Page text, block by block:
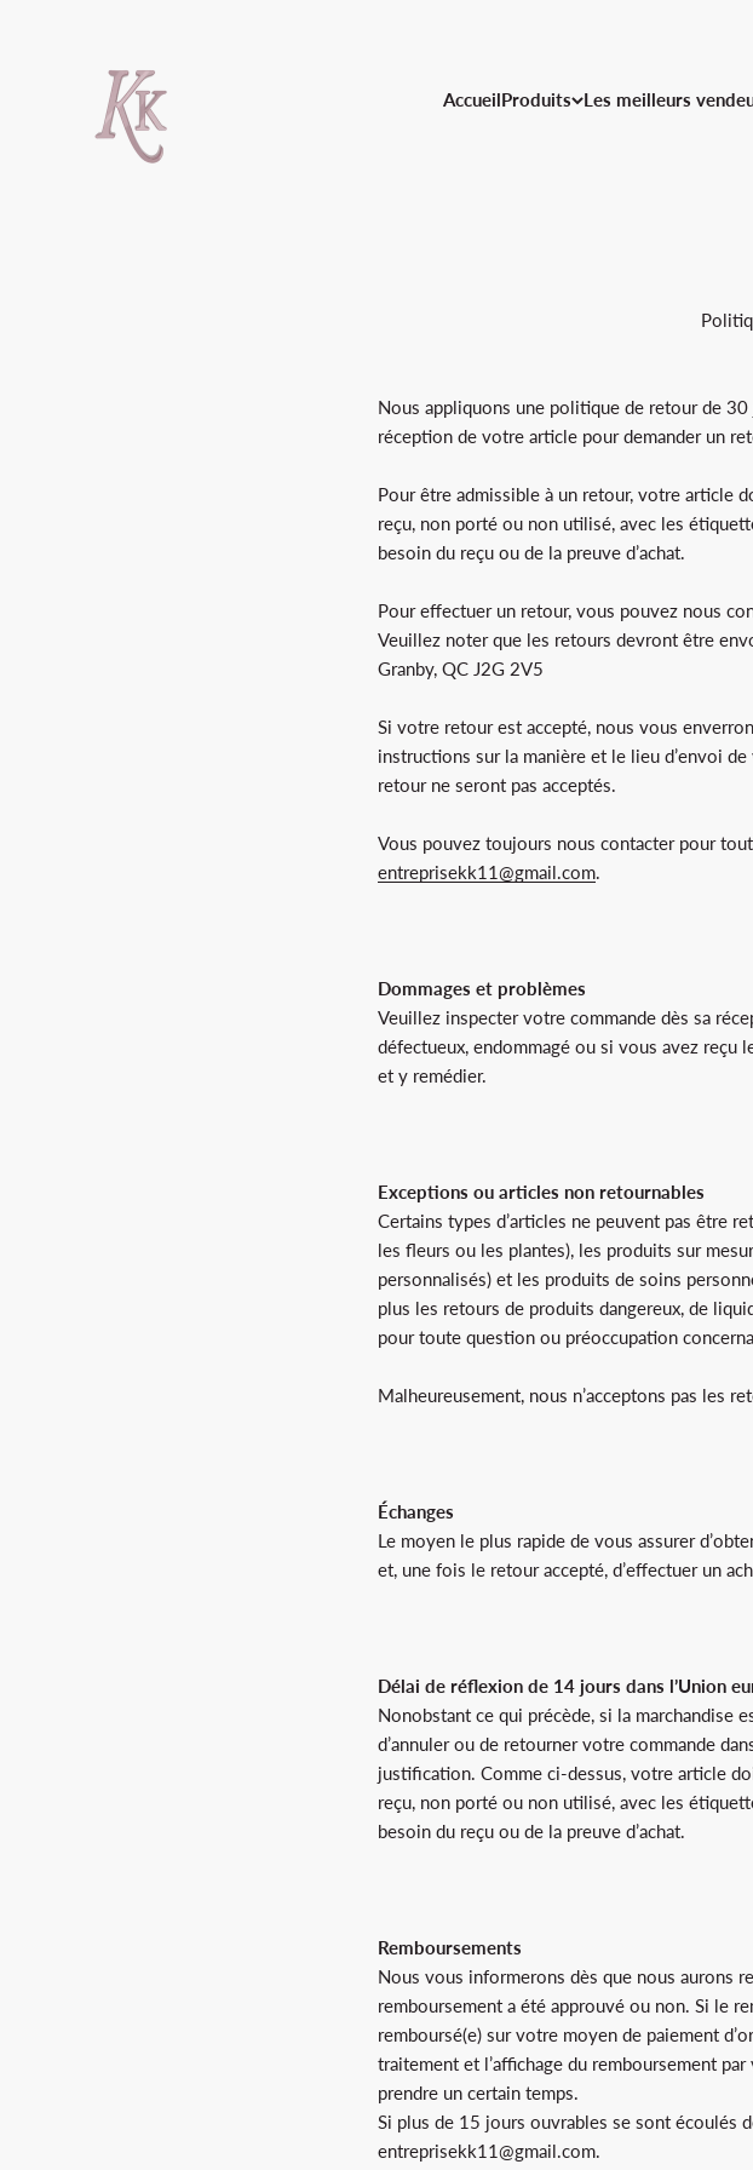
AccueilProduits Les meilleurs
Nous appliquons une politique de retour de
réception de votre article pour demander un
Pour être admissible à un retour, votre article
reçu, non porté ou non utilisé, avec les
besoin du reçu ou de la preuve d’achat.
Pour effectuer un retour, vous pouvez nous
Veuillez noter que les retours devront être
Granby, QC J2G 2V5
Si votre retour est accepté, nous vous
instructions sur la manière et le lieu d’envoi
retour ne seront pas acceptés.
Vous pouvez toujours nous contacter pour
entreprisekk11@gmail.com.
Dommages et problèmes
Veuillez inspecter votre commande dès sa
défectueux, endommagé ou si vous avez reçu
et y remédier.
Exceptions ou articles non retournables
Certains types d’articles ne peuvent pas être
les fleurs ou les plantes), les produits sur
personnalisés) et les produits de soins
plus les retours de produits dangereux, de
pour toute question ou préoccupation
Malheureusement, nous n’acceptons pas les
Échanges
Le moyen le plus rapide de vous assurer
et, une fois le retour accepté, d’effectuer un
Délai de réflexion de 14 jours dans l’Union
Nonobstant ce qui précède, si la marchandise
d’annuler ou de retourner votre commande
justification. Comme ci-dessus, votre article
reçu, non porté ou non utilisé, avec les
besoin du reçu ou de la preuve d’achat.
Remboursements
Nous vous informerons dès que nous aurons
remboursement a été approuvé ou non. Si le
remboursé(e) sur votre moyen de paiement
traitement et l’affichage du remboursement
prendre un certain temps.
Si plus de 15 jours ouvrables se sont écoulés
entreprisekk11@gmail.com.